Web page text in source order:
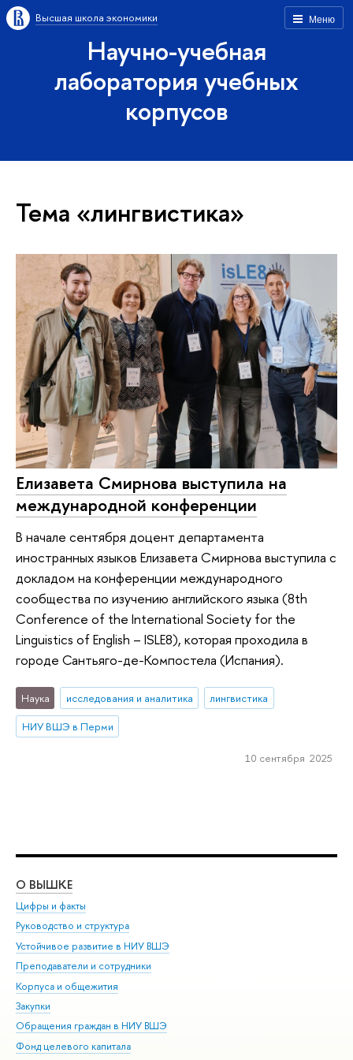
Меню
Высшая школа экономики
Научно-учебная
лаборатория учебных
корпусов
Тема «лингвистика»
Елизавета Смирнова выступила на
международной конференции
В начале сентября доцент департамента
иностранных языков Елизавета Смирнова выступила с
докладом на конференции международного
сообщества по изучению английского языка (8th
Conference of the International Society for the
Linguistics of English – ISLE8), которая проходила в
городе Сантьяго-де-Компостела (Испания).
Наука исследования и аналитика
лингвистика
НИУ ВШЭ в Перми
10 сентября 2025
О ВЫШКЕ
Цифры и факты
Руководство и структура
Устойчивое развитие в НИУ ВШЭ
Преподаватели и сотрудники
Корпуса и общежития
Закупки
Обращения граждан в НИУ ВШЭ
Фонд целевого капитала